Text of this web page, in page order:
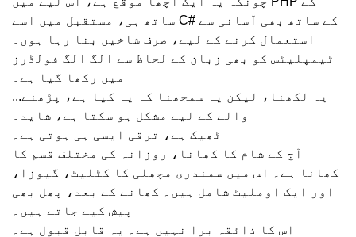
ساتھ ہی، مستقبل میں اسے C# کے ساتھ بھی آسانی سے
استعمال کرنے کے لیے، صرف شاخیں بنا رہا ہوں۔
ٹیمپلیٹس کو بھی زبان کے لحاظ سے الگ الگ فولڈرز
میں رکھا گیا ہے۔
...یہ لکھنا، لیکن یہ سمجھنا کہ یہ کیا ہے، پڑھنے
والے کے لیے مشکل ہو سکتا ہے، شاید۔
ٹھیک ہے، ترقی ایسی ہی ہوتی ہے۔
آج کے شام کا کھانا، روزانہ کی مختلف قسم کا
کھانا ہے۔ اس میں سمندری مچھلی کا کٹلیٹ، گیوزا،
اور ایک اوملیٹ شامل ہیں۔ کھانے کے بعد، پھل بھی
پیش کیے جاتے ہیں۔
اس کا ذائقہ برا نہیں ہے۔ یہ قابل قبول ہے۔